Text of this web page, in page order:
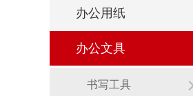
办公用纸
办公文具
书写工具